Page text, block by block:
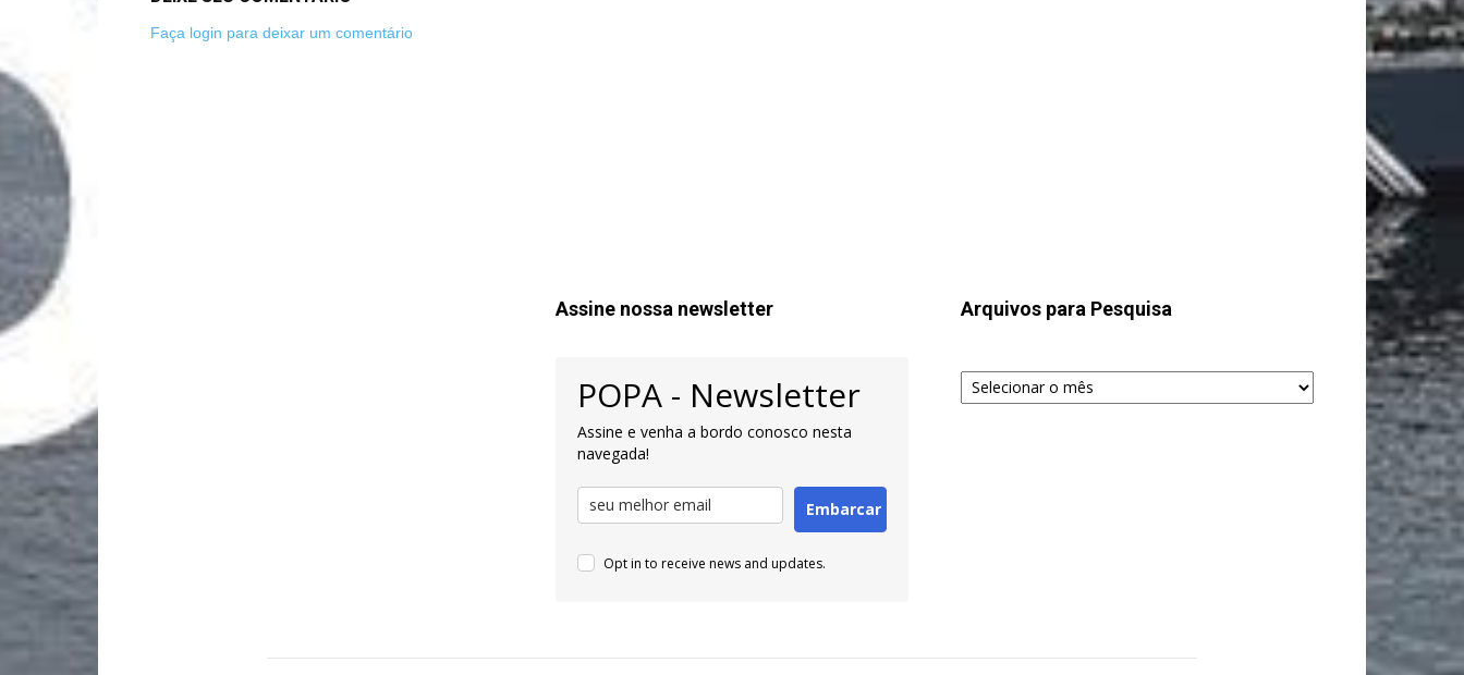
Faça login para deixar um comentário
Assine nossa newsletter
POPA - Newsletter
Assine e venha a bordo conosco nesta
navegada!
Embarcar
Opt in to receive news and updates.
Arquivos para Pesquisa
Arquivos
para